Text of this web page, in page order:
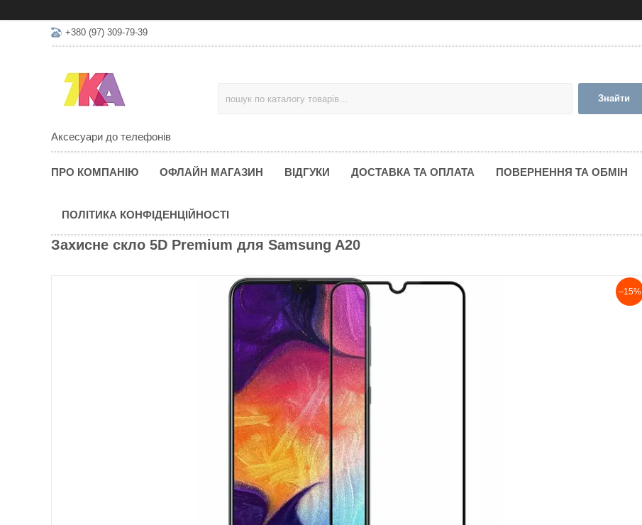
+380 (97) 309-79-39
Аксесуари до телефонів
Знайти
ПРО КОМПАНІЮ ОФЛАЙН МАГАЗИН ВІДГУКИ ДОСТАВКА ТА ОПЛАТА ПОВЕРНЕННЯ ТА ОБМІН
ПОЛІТИКА КОНФІДЕНЦІЙНОСТІ
Захисне скло 5D Premium для Samsung A20
–15%